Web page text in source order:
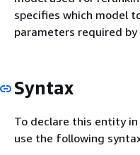
specifies which model
parameters required
Syntax
To declare this entity
use the following